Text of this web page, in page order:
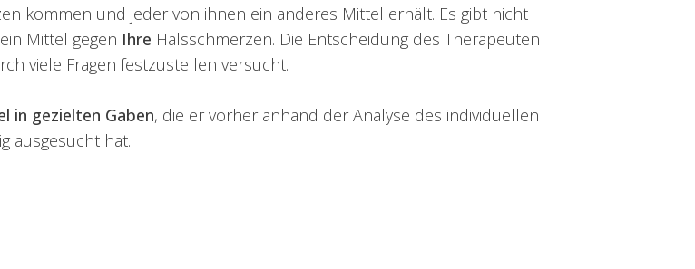
kommen und jeder von ihnen ein anderes Mittel erhält. Es gibt nicht
Mittel gegen Ihre Halsschmerzen. Die Entscheidung des Therapeuten
viele Fragen festzustellen versucht.
in gezielten Gaben, die er vorher anhand der Analyse des individuellen
ausgesucht hat.